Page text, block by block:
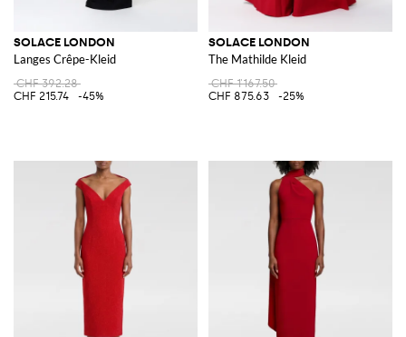
SOLACE LONDON
Langes Crêpe-Kleid
CHF 392.28
CHF 215.74
-45%
SOLACE LONDON
The Mathilde Kleid
CHF 1'167.50
CHF 875.63
-25%